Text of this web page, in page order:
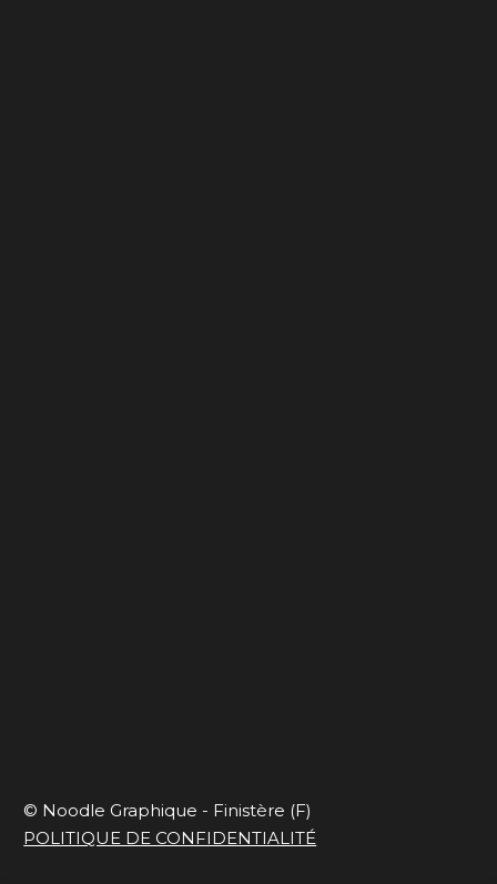
© Noodle Graphique - Finistère (F)
POLITIQUE DE CONFIDENTIALITÉ